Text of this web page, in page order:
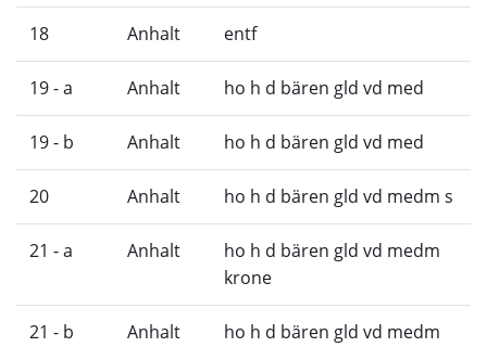
18 Anhalt entf
19 - a Anhalt ho h d bären gld vd med
19 - b Anhalt ho h d bären gld vd med
20 Anhalt ho h d bären gld vd medm s
21 - a Anhalt
ho h d bären gld vd medm
krone
21 - b Anhalt
ho h d bären gld vd medm